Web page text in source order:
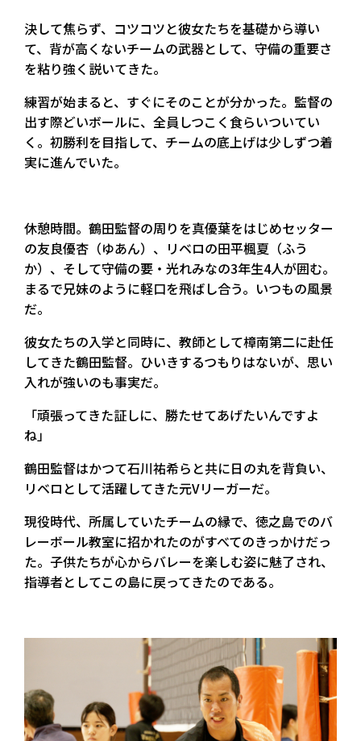
決して焦らず、コツコツと彼女たちを基礎から導い
て、背が高くないチームの武器として、守備の重要さ
を粘り強く説いてきた。
練習が始まると、すぐにそのことが分かった。監督の
出す際どいボールに、全員しつこく食らいついてい
く。初勝利を目指して、チームの底上げは少しずつ着
実に進んでいた。
休憩時間。鶴田監督の周りを真優葉をはじめセッター
の友良優杏（ゆあん）、リベロの田平楓夏（ふう
か）、そして守備の要・光れみなの3年生4人が囲む。
まるで兄妹のように軽口を飛ばし合う。いつもの風景
だ。
彼女たちの入学と同時に、教師として樟南第二に赴任
してきた鶴田監督。ひいきするつもりはないが、思い
入れが強いのも事実だ。
「頑張ってきた証しに、勝たせてあげたいんですよ
ね」
鶴田監督はかつて石川祐希らと共に日の丸を背負い、
リベロとして活躍してきた元Vリーガーだ。
現役時代、所属していたチームの縁で、徳之島でのバ
レーボール教室に招かれたのがすべてのきっかけだっ
た。子供たちが心からバレーを楽しむ姿に魅了され、
指導者としてこの島に戻ってきたのである。